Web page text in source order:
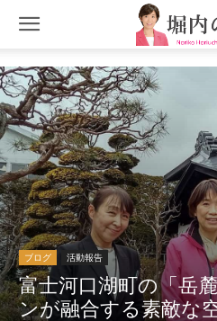
ブログ 活動報告
富士河口湖町の「岳
ンが融合する素敵な